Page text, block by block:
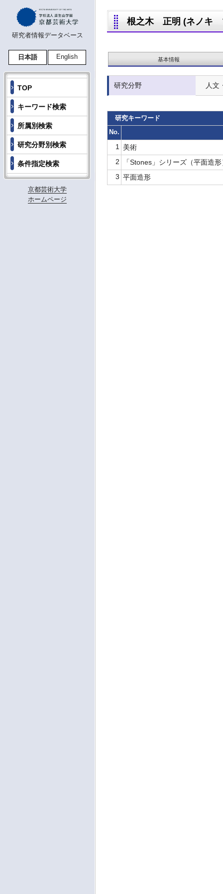
研究者情報データベース
日本語 English
TOP
キーワード検索
所属別検索
研究分野別検索
条件指定検索
京都芸術大学
ホームページ
根之木 正明 (ネノキ
基本情報
研究分野 人文
研究キーワード
No.
1
美術
2
「Stones」シリーズ（平面造
3 平面造形